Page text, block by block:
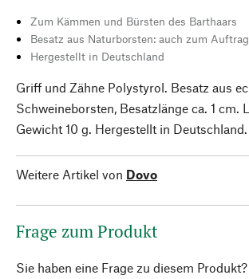
Zum Kämmen und Bürsten des Barthaars
Besatz aus Naturborsten: auch zum
Hergestellt in Deutschland
Griff und Zähne Polystyrol. Besatz aus
Schweineborsten, Besatzlänge ca. 1 cm.
Gewicht 10 g. Hergestellt in Deutschland.
Weitere Artikel von Dovo
Frage zum Produkt
Sie haben eine Frage zu diesem